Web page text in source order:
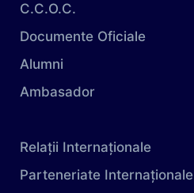
C.C.O.C.
Documente Oficiale
Alumni
Ambasador
Relații Internaționale
Parteneriate Internaționale